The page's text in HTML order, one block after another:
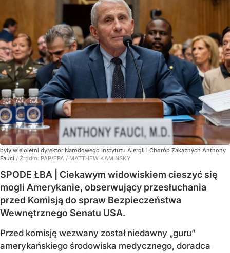
były wieloletni dyrektor Narodowego Instytutu Alergii i Chorób Zakaźnych Anthony
Fauci / Źródło: PAP/EPA / MATTHEW KAMINSKY
SPODE ŁBA | Ciekawym widowiskiem cieszyć się
mogli Amerykanie, obserwujący przesłuchania
przed Komisją do spraw Bezpieczeństwa
Wewnętrznego Senatu USA.
Przed komisję wezwany został niedawny „guru”
amerykańskiego środowiska medycznego, doradca